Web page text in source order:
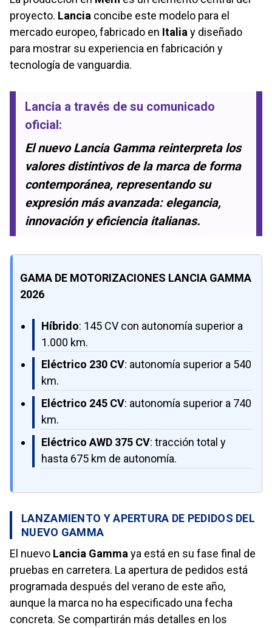
proyecto. Lancia concibe este modelo para el
mercado europeo, fabricado en Italia y diseñado
para mostrar su experiencia en fabricación y
tecnología de vanguardia.
Lancia a través de su comunicado
oficial:
El nuevo Lancia Gamma reinterpreta los
valores distintivos de la marca de forma
contemporánea, representando su
expresión más avanzada: elegancia,
innovación y eficiencia italianas.
GAMA DE MOTORIZACIONES LANCIA GAMMA
2026
Híbrido: 145 CV con autonomía superior a
1.000 km.
Eléctrico 230 CV: autonomía superior a 540
km.
Eléctrico 245 CV: autonomía superior a 740
km.
Eléctrico AWD 375 CV: tracción total y
hasta 675 km de autonomía.
LANZAMIENTO Y APERTURA DE PEDIDOS DEL
NUEVO GAMMA
El nuevo Lancia Gamma ya está en su fase final de
pruebas en carretera. La apertura de pedidos está
programada después del verano de este año,
aunque la marca no ha especificado una fecha
concreta. Se compartirán más detalles en los